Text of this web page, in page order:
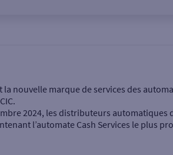
la nouvelle marque de services des
2024, les distributeurs automatiques
l’automate Cash Services le plus